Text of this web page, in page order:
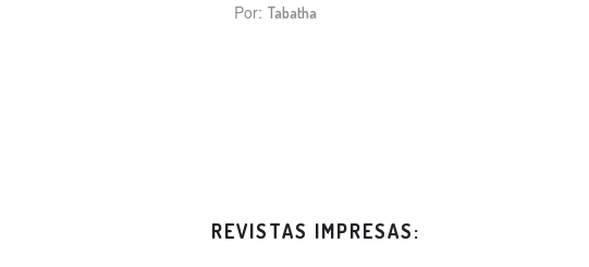
Por: Tabatha
REVISTAS IMPRESAS: